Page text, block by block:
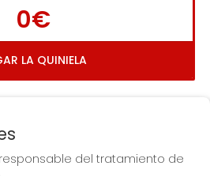
0€
LA QUINIELA
el responsable del tratamiento de